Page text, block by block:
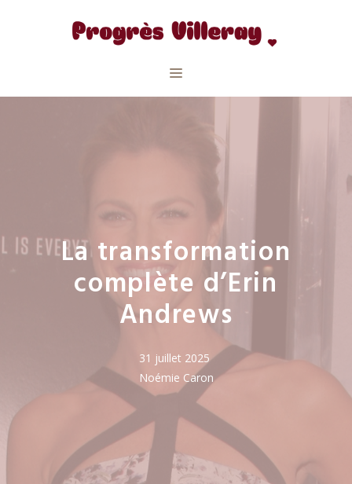
Menu
La transformation
complète d’Erin
Andrews
31 juillet 2025
Noémie Caron